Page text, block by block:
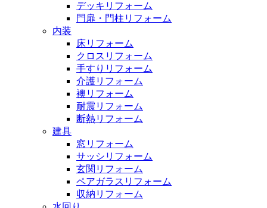
デッキリフォーム
門扉・門柱リフォーム
内装
床リフォーム
クロスリフォーム
手すりリフォーム
介護リフォーム
襖リフォーム
耐震リフォーム
断熱リフォーム
建具
窓リフォーム
サッシリフォーム
玄関リフォーム
ペアガラスリフォーム
収納リフォーム